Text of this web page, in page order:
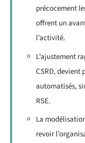
précocement
offrent un
l’activité.
L’ajustement
CSRD, devient
automatisés,
RSE.
La
revoir